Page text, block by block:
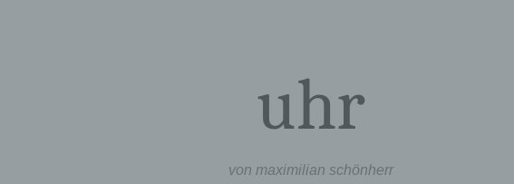
uhr
von maximilian schönherr